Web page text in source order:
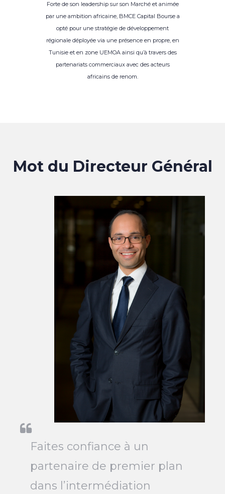
Forte de son leadership sur son Marché et animée
par une ambition africaine, BMCE Capital Bourse a
opté pour une stratégie de développement
régionale déployée via une présence en propre, en
Tunisie et en zone UEMOA ainsi qu’à travers des
partenariats commerciaux avec des acteurs
africains de renom.
Mot du Directeur Général
Faites confiance à un
partenaire de premier plan
dans l’intermédiation